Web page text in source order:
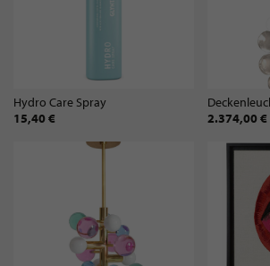
Hydro Care Spray
15,40 €
2.374,00 €